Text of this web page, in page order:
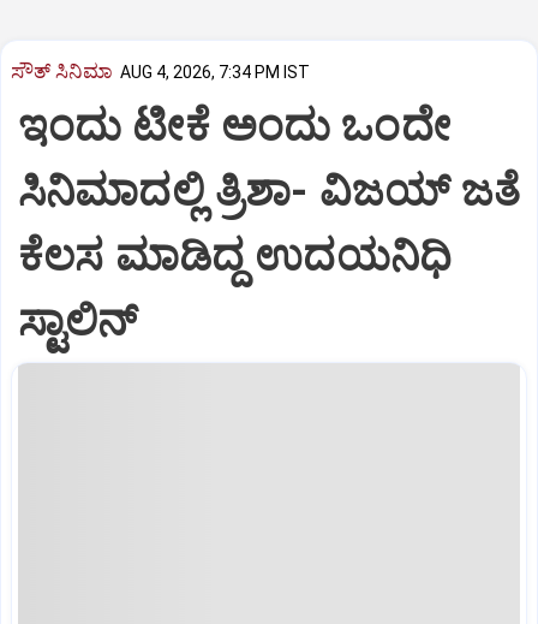
ಸೌತ್‌ ಸಿನಿಮಾ AUG 4, 2026, 7:34 PM IST
ಇಂದು ಟೀಕೆ ಅಂದು ಒಂದೇ
ಸಿನಿಮಾದಲ್ಲಿ ತ್ರಿಶಾ- ವಿಜಯ್‌ ಜತೆ
ಕೆಲಸ ಮಾಡಿದ್ದ ಉದಯನಿಧಿ
ಸ್ಟಾಲಿನ್